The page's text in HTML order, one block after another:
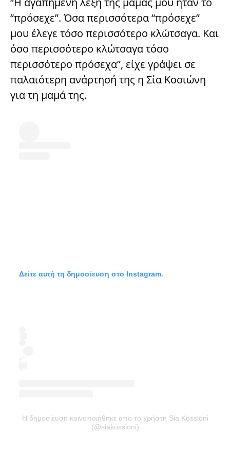
“πρόσεχε”. Όσα περισσότερα “πρόσεχε”
μου έλεγε τόσο περισσότερο κλώτσαγα. Και
όσο περισσότερο κλώτσαγα τόσο
περισσότερο πρόσεχα”, είχε γράψει σε
παλαιότερη ανάρτησή της η Σία Κοσιώνη
για τη μαμά της.
Δείτε αυτή τη δημοσίευση στο Instagram.
Η δημοσίευση κοινοποιήθηκε από το χρήστη Sia Kossioni
(@siakossioni)